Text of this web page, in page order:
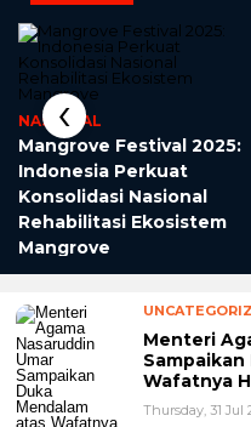
NASIONAL
Mangrove Festival 2025:
Indonesia Perkuat
Konsolidasi Nasional
Rehabilitasi Ekosistem
Mangrove
‹
Menteri
Sampaikan
Wafatnya
Thursday, 31 Jul